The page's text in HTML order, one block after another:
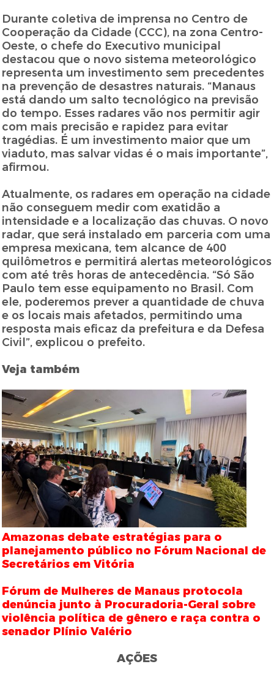
Durante coletiva de imprensa no Centro de
Cooperação da Cidade (CCC), na zona Centro-
Oeste, o chefe do Executivo municipal
destacou que o novo sistema meteorológico
representa um investimento sem precedentes
na prevenção de desastres naturais. “Manaus
está dando um salto tecnológico na previsão
do tempo. Esses radares vão nos permitir agir
com mais precisão e rapidez para evitar
tragédias. É um investimento maior que um
viaduto, mas salvar vidas é o mais importante”,
afirmou.
Atualmente, os radares em operação na cidade
não conseguem medir com exatidão a
intensidade e a localização das chuvas. O novo
radar, que será instalado em parceria com uma
empresa mexicana, tem alcance de 400
quilômetros e permitirá alertas meteorológicos
com até três horas de antecedência. “Só São
Paulo tem esse equipamento no Brasil. Com
ele, poderemos prever a quantidade de chuva
e os locais mais afetados, permitindo uma
resposta mais eficaz da prefeitura e da Defesa
Civil”, explicou o prefeito.
Veja também
Amazonas debate estratégias para o
planejamento público no Fórum Nacional de
Secretários em Vitória
Fórum de Mulheres de Manaus protocola
denúncia junto à Procuradoria-Geral sobre
violência política de gênero e raça contra o
senador Plínio Valério
AÇÕES